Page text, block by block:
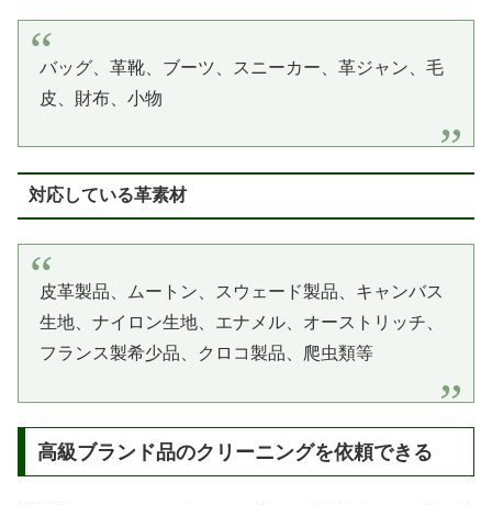
バッグ、革靴、ブーツ、スニーカー、革ジャン、毛
皮、財布、小物
対応している革素材
皮革製品、ムートン、スウェード製品、キャンバス
生地、ナイロン生地、エナメル、オーストリッチ、
フランス製希少品、クロコ製品、爬虫類等
高級ブランド品のクリーニングを依頼できる